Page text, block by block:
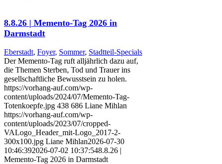
8.8.26 | Memento-Tag 2026 in
Darmstadt
Eberstadt, Foyer, Sommer, Stadtteil-Specials
Der Memento-Tag ruft alljährlich dazu auf,
die Themen Sterben, Tod und Trauer ins
gesellschaftliche Bewusstsein zu holen.
https://vorhang-auf.com/wp-
content/uploads/2024/07/Memento-Tag-
Totenkoepfe.jpg 438 686 Liane Mihlan
https://vorhang-auf.com/wp-
content/uploads/2023/07/cropped-
VALogo_Header_mit-Logo_2017-2-
300x100.jpg Liane Mihlan2026-07-30
10:46:392026-07-02 10:37:548.8.26 |
Memento-Tag 2026 in Darmstadt